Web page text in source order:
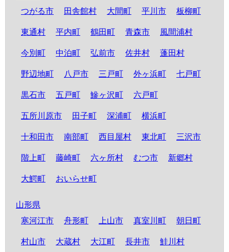
つがる市
田舎館村 大間町 平川市 板柳町
東通村 平内町 鶴田町 青森市 風間浦村
今別町 中泊町 弘前市 佐井村 蓬田村
野辺地町 八戸市 三戸町 外ヶ浜町 七戸町
黒石市 五戸町 鰺ヶ沢町 六戸町
五所川原市 田子町 深浦町 横浜町
十和田市 南部町 西目屋村 東北町 三沢市
階上町 藤崎町 六ヶ所村 むつ市 新郷村
大鰐町 おいらせ町
山形県
寒河江市
舟形町 上山市 真室川町 朝日町
村山市 大蔵村 大江町 長井市 鮭川村